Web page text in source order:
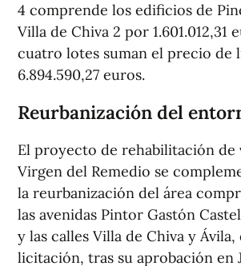
4 comprende los edificios de
Villa de Chiva 2 por 1.601.012,31
cuatro lotes suman el precio de
6.894.590,27 euros.
Reurbanización del
El proyecto de rehabilitación de
Virgen del Remedio se
la reurbanización del área
las avenidas Pintor Gastón
y las calles Villa de Chiva y Ávila,
licitación, tras su aprobación en